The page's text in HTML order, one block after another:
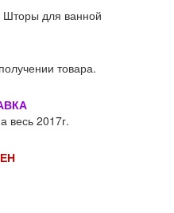
Шторы для ванной
товара.
весь 2017г.